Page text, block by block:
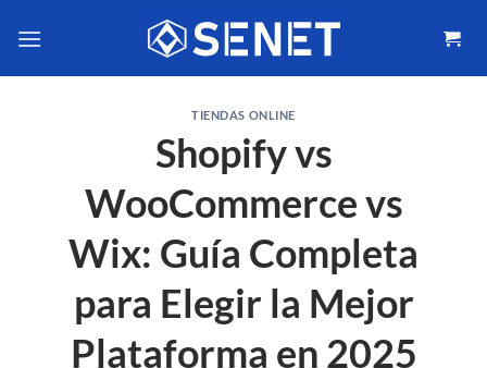
TIENDAS ONLINE
Shopify vs
WooCommerce vs
Wix: Guía Completa
para Elegir la Mejor
Plataforma en 2025